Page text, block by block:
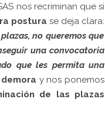
nos recriminan que si
postura se deja clara:
no queremos que
una convocatoria
que les permita una
y nos ponemos
de las plazas